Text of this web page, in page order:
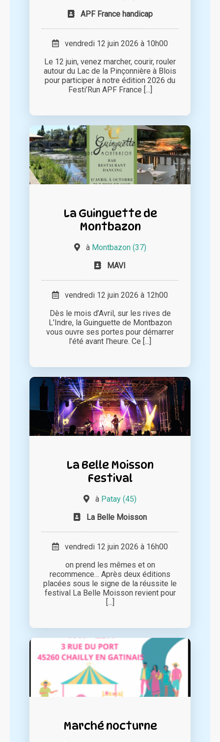
APF France handicap
vendredi 12 juin 2026 à 10h00
Le 12 juin, venez marcher, courir, rouler
autour du Lac de la Pinçonnière à Blois
pour participer à notre édition 2026 du
Festi’Run APF France [...]
La Guinguette de
Montbazon
à Montbazon (37)
MAVI
vendredi 12 juin 2026 à 12h00
Dès le mois d’Avril, sur les rives de
L’Indre, la Guinguette de Montbazon
vous ouvre ses portes pour démarrer
l’été avant l’heure. Ce [...]
La Belle Moisson
Festival
à Patay (45)
La Belle Moisson
vendredi 12 juin 2026 à 16h00
on prend les mêmes et on
recommence… Après deux éditions
placées sous le signe de la réussite le
festival La Belle Moisson revient pour
[...]
Marché nocturne